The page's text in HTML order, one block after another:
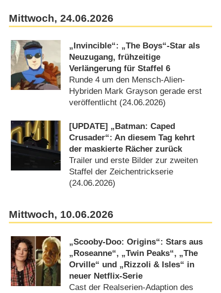
Mittwoch, 24.06.2026
„Invincible“: „The Boys“-Star als
Neuzugang, frühzeitige
Verlängerung für Staffel 6
Runde 4 um den Mensch-Alien-
Hybriden Mark Grayson gerade erst
veröffentlicht (24.06.2026)
[UPDATE] „Batman: Caped
Crusader“: An diesem Tag kehrt
der maskierte Rächer zurück
Trailer und erste Bilder zur zweiten
Staffel der Zeichentrickserie
(24.06.2026)
Mittwoch, 10.06.2026
„Scooby-Doo: Origins“: Stars aus
„Roseanne“, „Twin Peaks“, „The
Orville“ und „Rizzoli & Isles“ in
neuer Netflix-Serie
Cast der Realserien-Adaption des